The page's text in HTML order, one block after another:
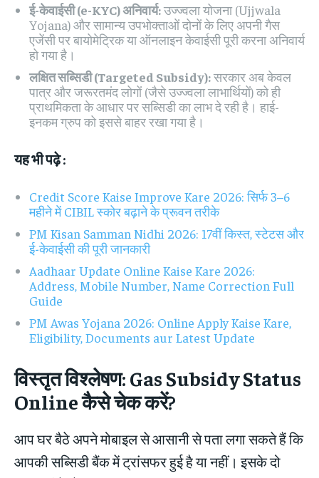
ई-केवाईसी (e-KYC) अनिवार्य:उज्ज्वला योजना (Ujjwala
Yojana) और सामान्य उपभोक्ताओं दोनों के लिए अपनी गैस
एजेंसी पर बायोमेट्रिक या ऑनलाइन केवाईसी पूरी करना अनिवार्य
हो गया है।
लक्षित सब्सिडी (Targeted Subsidy):सरकार अब केवल
पात्र और जरूरतमंद लोगों (जैसे उज्ज्वला लाभार्थियों) को ही
प्राथमिकता के आधार पर सब्सिडी का लाभ दे रही है। हाई-
इनकम ग्रुप को इससे बाहर रखा गया है।
यह भी पढ़े :
Credit Score Kaise Improve Kare 2026: सिर्फ 3–6
महीने में CIBIL स्कोर बढ़ाने के प्रूवन तरीके
PM Kisan Samman Nidhi 2026: 17वीं किस्त, स्टेटस और
ई-केवाईसी की पूरी जानकारी
Aadhaar Update Online Kaise Kare 2026:
Address, Mobile Number, Name Correction Full
Guide
PM Awas Yojana 2026: Online Apply Kaise Kare,
Eligibility, Documents aur Latest Update
विस्तृत विश्लेषण: Gas Subsidy Status
Online कैसे चेक करें?
आप घर बैठे अपने मोबाइल से आसानी से पता लगा सकते हैं कि
आपकी सब्सिडी बैंक में ट्रांसफर हुई है या नहीं। इसके दो